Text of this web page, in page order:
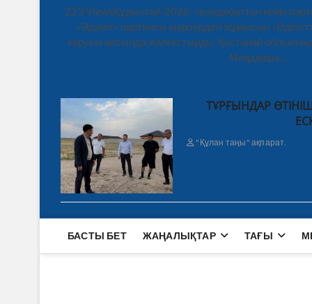
223 ViewsҚұрылтай-2026: теледебаттан кейін
«Әділет» партиясы өңірлердегі жұмысын
керуені аясында жалғастырды. Қостанай
Меңдіқара,…
ТҰРҒЫНДАР
"Құлан таңы" ақпарат.
БАСТЫ БЕТ ЖАҢАЛЫҚТАР ТАҒЫ